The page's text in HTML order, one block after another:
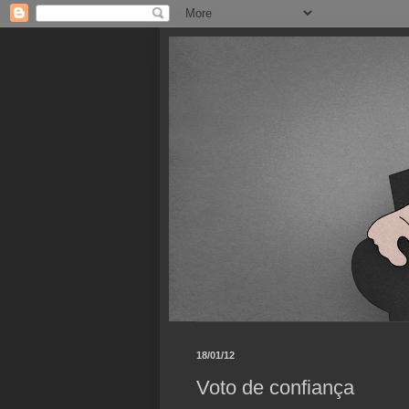
18/01/12
Voto de confiança